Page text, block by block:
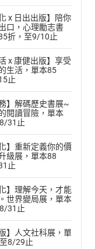
x 日出出版】陪你
口，心理勵志書
折，至9/10止
x 康健出版】享受
生活，單本85
止
】解碼歷史書展~
閱讀冒險，單本
31止
】重新定義你的價
級展，單本88
止
】理解今天，才能
世界變局展，單本
31止
】人文社科展，單
8/29止